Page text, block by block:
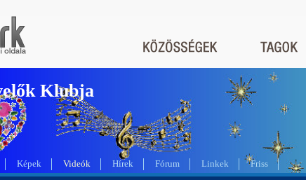
Klubja
Képek Videók Hírek Fórum Linkek Friss